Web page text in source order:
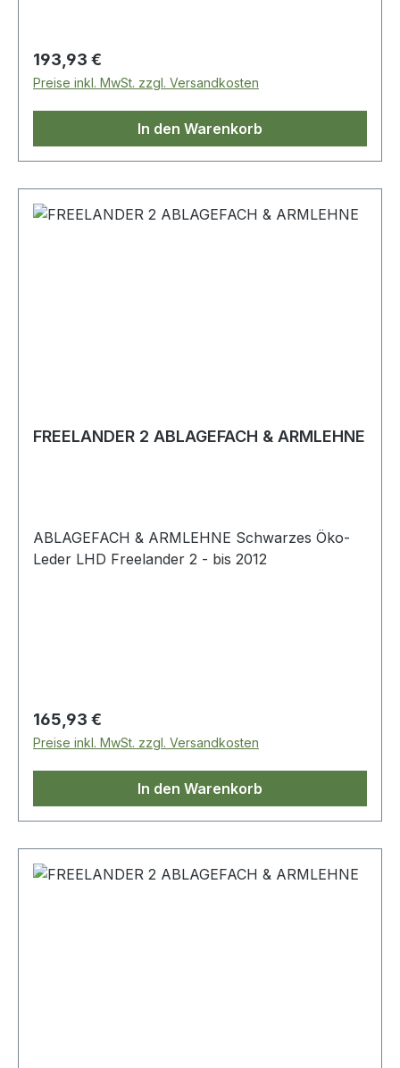
Regulärer Preis:
193,93 €
Preise inkl. MwSt. zzgl. Versandkosten
In den Warenkorb
FREELANDER 2 ABLAGEFACH & ARMLEHNE
ABLAGEFACH & ARMLEHNE Schwarzes Öko-
Leder LHD Freelander 2 - bis 2012
Regulärer Preis:
165,93 €
Preise inkl. MwSt. zzgl. Versandkosten
In den Warenkorb